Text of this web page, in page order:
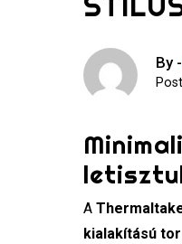
By -
A
kialakítású